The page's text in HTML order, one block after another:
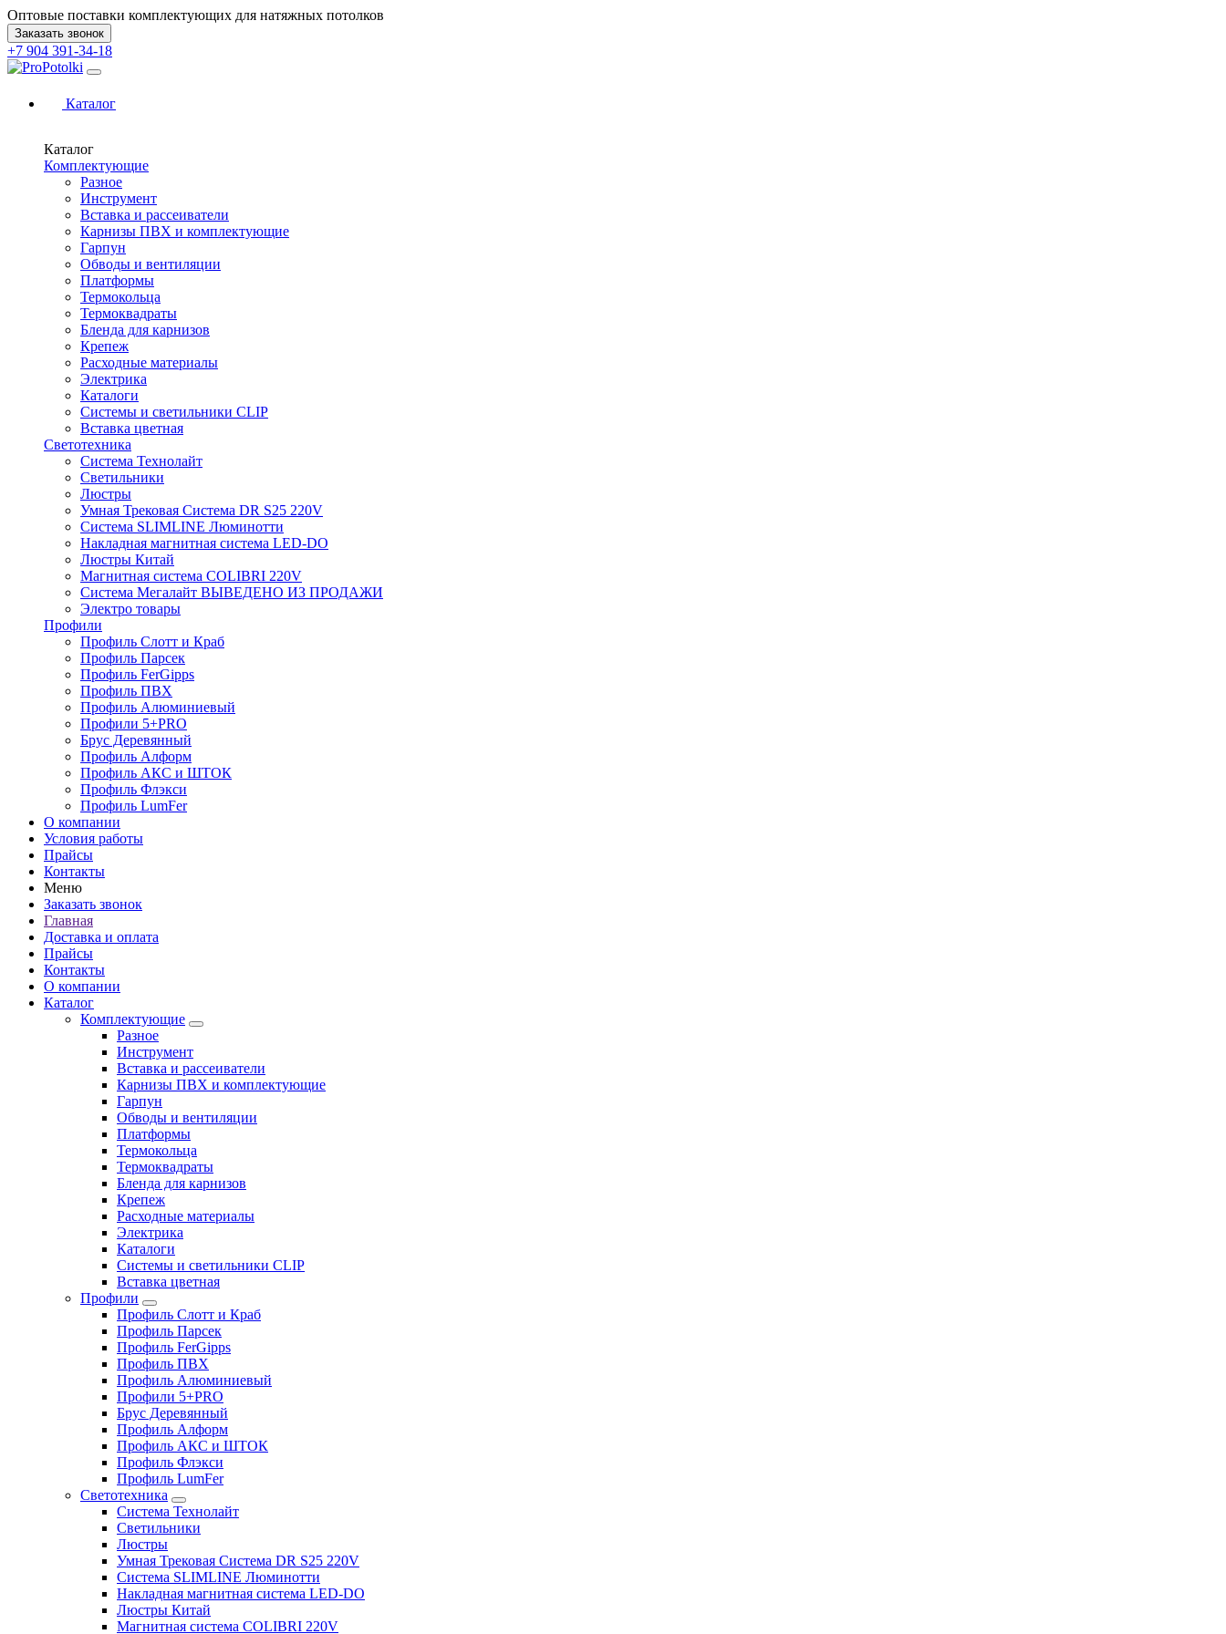
Оптовые поставки комплектующих для натяжных потолков
Заказать звонок
+7 904 391-34-18
Каталог
Каталог
Комплектующие
Разное
Инструмент
Вставка и рассеиватели
Карнизы ПВХ и комплектующие
Гарпун
Обводы и вентиляции
Платформы
Термокольца
Термоквадраты
Бленда для карнизов
Крепеж
Расходные материалы
Электрика
Каталоги
Системы и светильники CLIP
Вставка цветная
Светотехника
Система Технолайт
Светильники
Люстры
Умная Трековая Система DR S25 220V
Система SLIMLINE Люминотти
Накладная магнитная система LED-DO
Люстры Китай
Магнитная система COLIBRI 220V
Система Мегалайт ВЫВЕДЕНО ИЗ ПРОДАЖИ
Электро товары
Профили
Профиль Слотт и Краб
Профиль Парсек
Профиль FerGipps
Профиль ПВХ
Профиль Алюминиевый
Профили 5+PRO
Брус Деревянный
Профиль Алформ
Профиль АКС и ШТОК
Профиль Флэкси
Профиль LumFer
О компании
Условия работы
Прайсы
Контакты
Меню
Заказать звонок
Главная
Доставка и оплата
Прайсы
Контакты
О компании
Каталог
Комплектующие
Разное
Инструмент
Вставка и рассеиватели
Карнизы ПВХ и комплектующие
Гарпун
Обводы и вентиляции
Платформы
Термокольца
Термоквадраты
Бленда для карнизов
Крепеж
Расходные материалы
Электрика
Каталоги
Системы и светильники CLIP
Вставка цветная
Профили
Профиль Слотт и Краб
Профиль Парсек
Профиль FerGipps
Профиль ПВХ
Профиль Алюминиевый
Профили 5+PRO
Брус Деревянный
Профиль Алформ
Профиль АКС и ШТОК
Профиль Флэкси
Профиль LumFer
Светотехника
Система Технолайт
Светильники
Люстры
Умная Трековая Система DR S25 220V
Система SLIMLINE Люминотти
Накладная магнитная система LED-DO
Люстры Китай
Магнитная система COLIBRI 220V